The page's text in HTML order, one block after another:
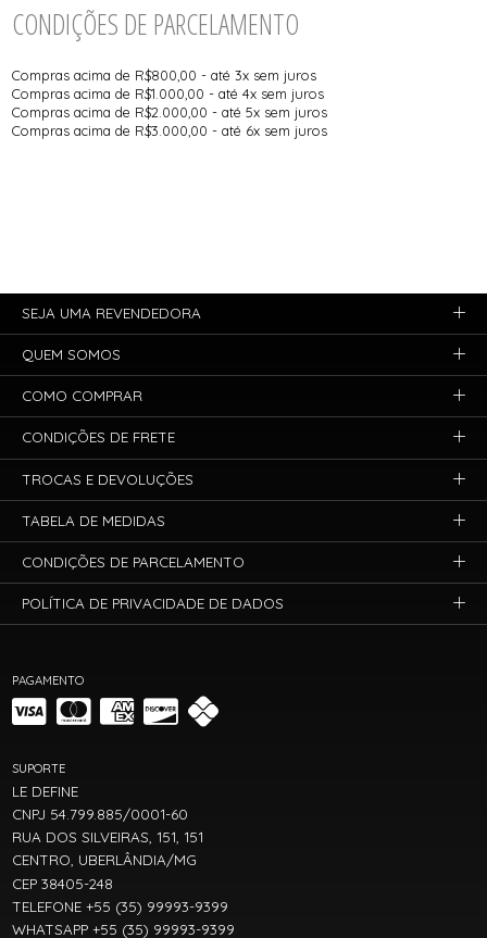
CONDIÇÕES DE PARCELAMENTO
Compras acima de R$800,00 - até 3x sem juros
Compras acima de R$1.000,00 - até 4x sem juros
Compras acima de R$2.000,00 - até 5x sem juros
Compras acima de R$3.000,00 - até 6x sem juros
PAGAMENTO
SUPORTE
LE DEFINE
CNPJ 54.799.885/0001-60
RUA DOS SILVEIRAS, 151, 151
CENTRO, UBERLÂNDIA/MG
CEP 38405-248
TELEFONE +55 (35) 99993-9399
WHATSAPP +55 (35) 99993-9399
SEJA UMA REVENDEDORA
QUEM SOMOS
COMO COMPRAR
CONDIÇÕES DE FRETE
TROCAS E DEVOLUÇÕES
TABELA DE MEDIDAS
CONDIÇÕES DE PARCELAMENTO
POLÍTICA DE PRIVACIDADE DE DADOS